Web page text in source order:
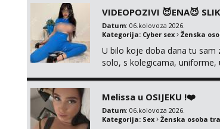
NIŠTA UŽI...
VIDEOPOZIVI 😈ENA😈
Datum: 06.kolovoza 2026.
Kategorija: Cyber sex Ženska
U bilo koje doba dana tu sam
solo, s kolegicama,
Melissa u OSIJEKU !❤️
Datum: 06.kolovoza 2026.
Kategorija: Sex Ženska osoba